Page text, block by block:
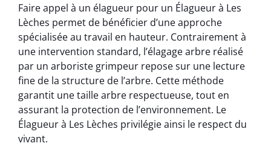
Faire appel à un élagueur pour un Élagueur à Les
Lèches permet de bénéficier d’une approche
spécialisée au travail en hauteur. Contrairement à
une intervention standard, l’élagage arbre réalisé
par un arboriste grimpeur repose sur une lecture
fine de la structure de l’arbre. Cette méthode
garantit une taille arbre respectueuse, tout en
assurant la protection de l’environnement. Le
Élagueur à Les Lèches privilégie ainsi le respect du
vivant.